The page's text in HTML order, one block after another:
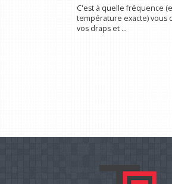
C'est à quelle fréquence
température exacte) vous
vos draps et ...